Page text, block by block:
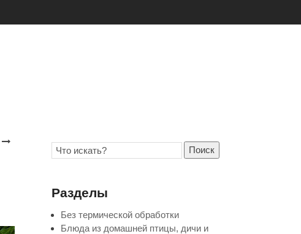
Поиск
Разделы
Без термической обработки
Блюда из домашней птицы, дичи и